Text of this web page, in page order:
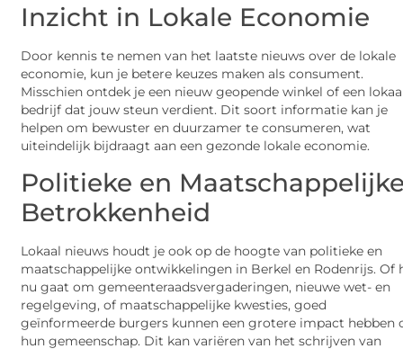
Inzicht in Lokale Economie
Door kennis te nemen van het laatste nieuws over de lokale
economie, kun je betere keuzes maken als consument.
Misschien ontdek je een nieuw geopende winkel of een
bedrijf dat jouw steun verdient. Dit soort informatie kan je
helpen om bewuster en duurzamer te consumeren, wat
uiteindelijk bijdraagt aan een gezonde lokale economie.
Politieke en
Betrokkenheid
Lokaal nieuws houdt je ook op de hoogte van politieke en
maatschappelijke ontwikkelingen in Berkel en Rodenrijs. Of
nu gaat om gemeenteraadsvergaderingen, nieuwe wet- en
regelgeving, of maatschappelijke kwesties, goed
geïnformeerde burgers kunnen een grotere impact hebben
hun gemeenschap. Dit kan variëren van het schrijven van